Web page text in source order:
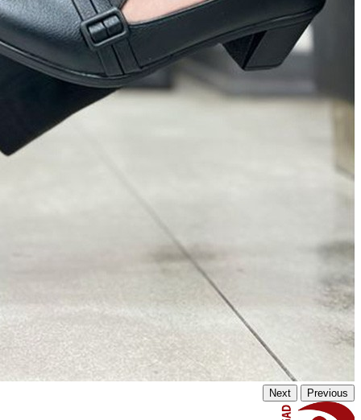
Previous
Next